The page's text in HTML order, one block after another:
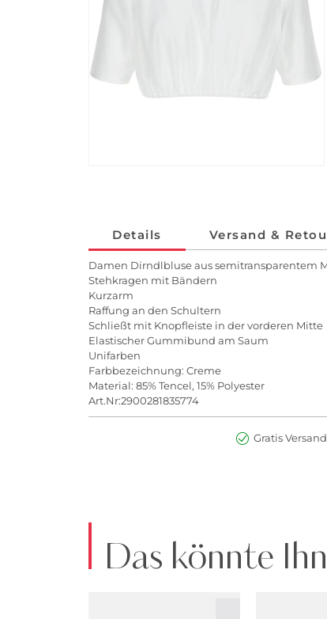
Details Versand &
Damen Dirndlbluse aus semitransparentem
Stehkragen mit Bändern
Kurzarm
Raffung an den Schultern
Schließt mit Knopfleiste in der vorderen Mitte
Elastischer Gummibund am Saum
Unifarben
Farbbezeichnung: Creme
Material: 85% Tencel, 15% Polyester
Art.Nr:2900281835774
Gratis
Das könnte